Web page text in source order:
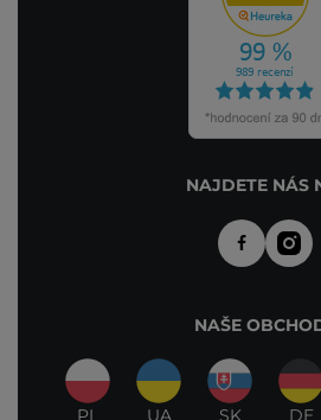
NAJDETE NÁS
NAŠE